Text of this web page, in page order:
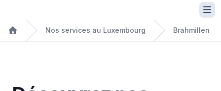
Nos services au Luxembourg Brahmillen